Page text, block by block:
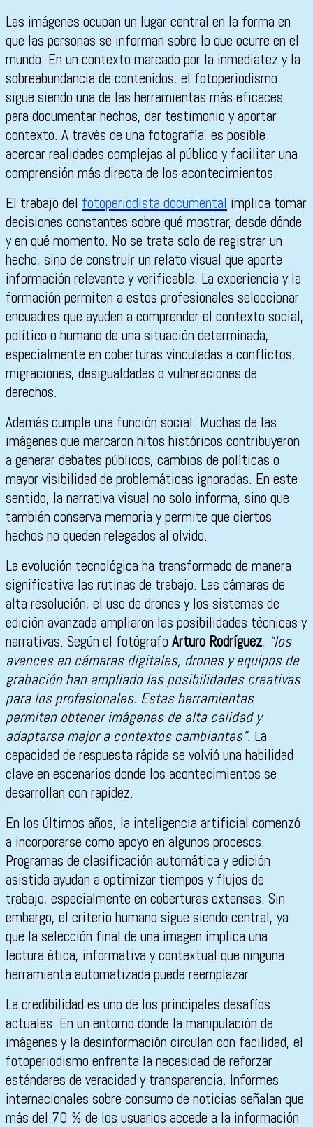
Las imágenes ocupan un lugar central en la forma en
que las personas se informan sobre lo que ocurre en el
mundo. En un contexto marcado por la inmediatez y la
sobreabundancia de contenidos, el fotoperiodismo
sigue siendo una de las herramientas más eficaces
para documentar hechos, dar testimonio y aportar
contexto. A través de una fotografía, es posible
acercar realidades complejas al público y facilitar una
comprensión más directa de los acontecimientos.
El trabajo del fotoperiodista documental implica tomar
decisiones constantes sobre qué mostrar, desde dónde
y en qué momento. No se trata solo de registrar un
hecho, sino de construir un relato visual que aporte
información relevante y verificable. La experiencia y la
formación permiten a estos profesionales seleccionar
encuadres que ayuden a comprender el contexto social,
político o humano de una situación determinada,
especialmente en coberturas vinculadas a conflictos,
migraciones, desigualdades o vulneraciones de
derechos.
Además cumple una función social. Muchas de las
imágenes que marcaron hitos históricos contribuyeron
a generar debates públicos, cambios de políticas o
mayor visibilidad de problemáticas ignoradas. En este
sentido, la narrativa visual no solo informa, sino que
también conserva memoria y permite que ciertos
hechos no queden relegados al olvido.
La evolución tecnológica ha transformado de manera
significativa las rutinas de trabajo. Las cámaras de
alta resolución, el uso de drones y los sistemas de
edición avanzada ampliaron las posibilidades técnicas y
narrativas. Según el fotógrafo Arturo Rodríguez, “los
avances en cámaras digitales, drones y equipos de
grabación han ampliado las posibilidades creativas
para los profesionales. Estas herramientas
permiten obtener imágenes de alta calidad y
adaptarse mejor a contextos cambiantes”. La
capacidad de respuesta rápida se volvió una habilidad
clave en escenarios donde los acontecimientos se
desarrollan con rapidez.
En los últimos años, la inteligencia artificial comenzó
a incorporarse como apoyo en algunos procesos.
Programas de clasificación automática y edición
asistida ayudan a optimizar tiempos y flujos de
trabajo, especialmente en coberturas extensas. Sin
embargo, el criterio humano sigue siendo central, ya
que la selección final de una imagen implica una
lectura ética, informativa y contextual que ninguna
herramienta automatizada puede reemplazar.
La credibilidad es uno de los principales desafíos
actuales. En un entorno donde la manipulación de
imágenes y la desinformación circulan con facilidad, el
fotoperiodismo enfrenta la necesidad de reforzar
estándares de veracidad y transparencia. Informes
internacionales sobre consumo de noticias señalan que
más del 70 % de los usuarios accede a la información